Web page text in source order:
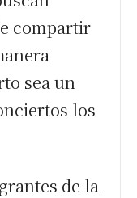
compartir
sea un
los
de la